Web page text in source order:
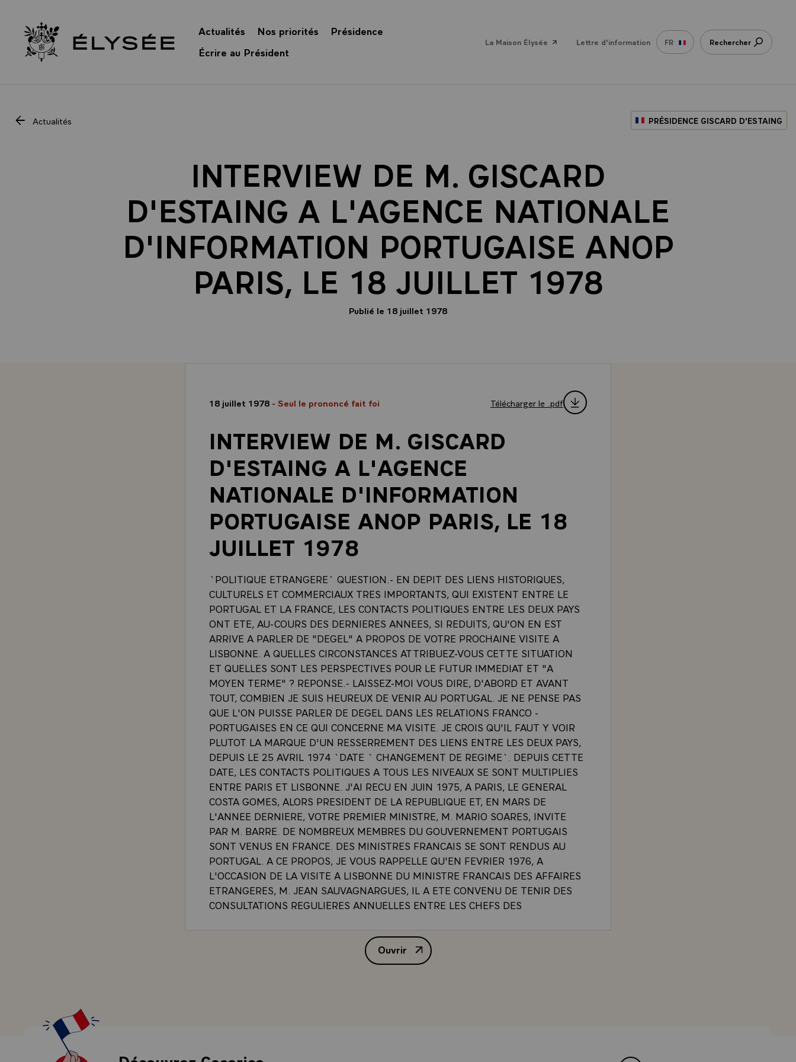
Retour à l’accueil Élysée
Actualités Nos priorités
Présidence
Écrire au Président
La Maison Élysée Lettre d'information FR Rechercher
Actualités PRÉSIDENCE GISCARD D'ESTAING
INTERVIEW DE M. GISCARD
D'ESTAING A L'AGENCE NATIONALE
D'INFORMATION PORTUGAISE ANOP
PARIS, LE 18 JUILLET 1978
Publié le 18 juillet 1978
18 juillet 1978 - Seul le prononcé fait foi Télécharger le .pdf
INTERVIEW DE M. GISCARD
D'ESTAING A L'AGENCE
NATIONALE D'INFORMATION
PORTUGAISE ANOP PARIS, LE 18
JUILLET 1978
`POLITIQUE ETRANGERE` QUESTION.- EN DEPIT DES LIENS HISTORIQUES,
CULTURELS ET COMMERCIAUX TRES IMPORTANTS, QUI EXISTENT ENTRE LE
PORTUGAL ET LA FRANCE, LES CONTACTS POLITIQUES ENTRE LES DEUX PAYS
ONT ETE, AU-COURS DES DERNIERES ANNEES, SI REDUITS, QU'ON EN EST
ARRIVE A PARLER DE "DEGEL" A PROPOS DE VOTRE PROCHAINE VISITE A
LISBONNE. A QUELLES CIRCONSTANCES ATTRIBUEZ-VOUS CETTE SITUATION
ET QUELLES SONT LES PERSPECTIVES POUR LE FUTUR IMMEDIAT ET "A
MOYEN TERME" ? REPONSE.- LAISSEZ-MOI VOUS DIRE, D'ABORD ET AVANT
TOUT, COMBIEN JE SUIS HEUREUX DE VENIR AU PORTUGAL. JE NE PENSE PAS
QUE L'ON PUISSE PARLER DE DEGEL DANS LES RELATIONS FRANCO -
PORTUGAISES EN CE QUI CONCERNE MA VISITE. JE CROIS QU'IL FAUT Y VOIR
PLUTOT LA MARQUE D'UN RESSERREMENT DES LIENS ENTRE LES DEUX PAYS,
DEPUIS LE 25 AVRIL 1974 `DATE ` CHANGEMENT DE REGIME`. DEPUIS CETTE
DATE, LES CONTACTS POLITIQUES A TOUS LES NIVEAUX SE SONT MULTIPLIES
ENTRE PARIS ET LISBONNE. J'AI RECU EN JUIN 1975, A PARIS, LE GENERAL
COSTA GOMES, ALORS PRESIDENT DE LA REPUBLIQUE ET, EN MARS DE
L'ANNEE DERNIERE, VOTRE PREMIER MINISTRE, M. MARIO SOARES, INVITE
PAR M. BARRE. DE NOMBREUX MEMBRES DU GOUVERNEMENT PORTUGAIS
SONT VENUS EN FRANCE. DES MINISTRES FRANCAIS SE SONT RENDUS AU
PORTUGAL. A CE PROPOS, JE VOUS RAPPELLE QU'EN FEVRIER 1976, A
L'OCCASION DE LA VISITE A LISBONNE DU MINISTRE FRANCAIS DES AFFAIRES
ETRANGERES, M. JEAN SAUVAGNARGUES, IL A ETE CONVENU DE TENIR DES
CONSULTATIONS REGULIERES ANNUELLES ENTRE LES CHEFS DES
POLITIQUES DES DEUX MINISTERES. JE N'OUBLIE PAS NON PLUS LES
CONTACTS QUI SE SONT NOUES ENTRE PARLEMENTAIRES DES DEUX PAYS,
NOTAMMENT A L'OCCASION DE LA VENUE A PARIS D'UNE DELEGATION DE
Ouvrir
INTERVIEW DE M. GISCARD D'ESTAING A L'AGENCE NATIONALE